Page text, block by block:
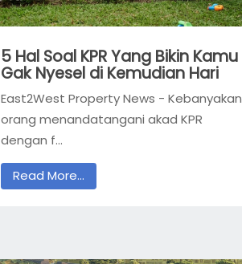
5 Hal Soal KPR Yang Bikin Kamu
Gak Nyesel di Kemudian Hari
East2West Property News - Kebanyakan
orang menandatangani akad KPR
dengan f...
Read More...